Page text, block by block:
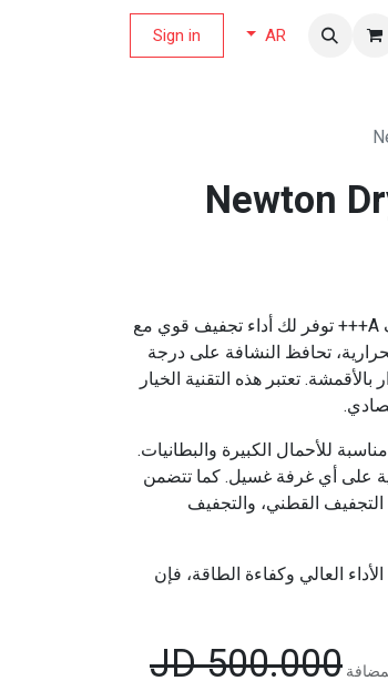
AR
Sign in
Newton
نشافة نيوتن 10 كجم بتقنية Heat Pump وتصنيف A+++ توفر لك أداء تجفيف قوي مع
تحافظ النشافة على درجة
تعتبر هذه التقنية الخيار
كجم، مما يجعلها مناسبة للأحمال الكبيرة والبطانيات.
على أي غرفة غسيل. كما تتضمن
القطني، والتجفيف
العالي وكفاءة الطاقة، فإن
500.000
JD